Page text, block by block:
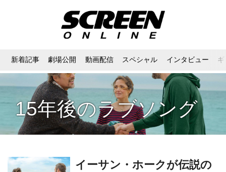
新着記事 劇場公開 動画配信 スペシャル インタビュー
15年後のラブソング
イーサン・ホークが伝説の